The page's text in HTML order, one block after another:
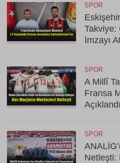
SPOR
Takviye:
İmzayı
SPOR
A Millî
Fransa
Açıklandı
SPOR
Netleşti: